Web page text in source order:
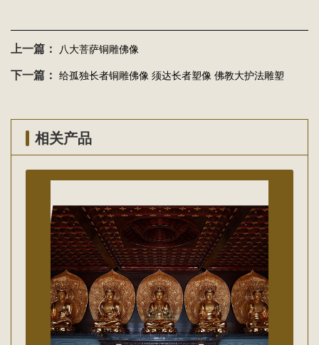
上一篇： 八大菩萨铜雕佛像
下一篇： 给孤独长者铜雕佛像 须达长者塑像 佛教大护法雕塑
相关产品